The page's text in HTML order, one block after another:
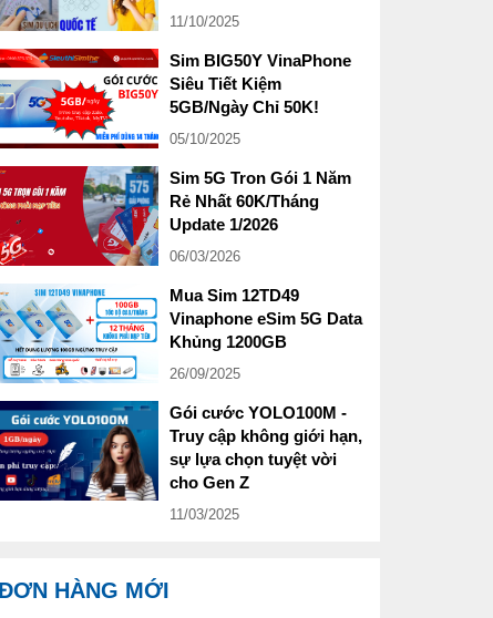
11/10/2025
Sim BIG50Y VinaPhone
Siêu Tiết Kiệm
5GB/Ngày Chỉ 50K!
05/10/2025
Sim 5G Tron Gói 1 Năm
Rẻ Nhất 60K/Tháng
Update 1/2026
06/03/2026
Mua Sim 12TD49
Vinaphone eSim 5G Data
Khủng 1200GB
26/09/2025
Gói cước YOLO100M -
Truy cập không giới hạn,
sự lựa chọn tuyệt vời
cho Gen Z
11/03/2025
HÀNG MỚI